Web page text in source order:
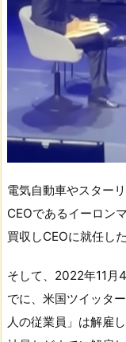
電気自動車やスター
CEOであるイーロン
買収しCEOに就任し
そして、2022年11月
でに、米国ツイッタ
人の従業員」は解雇